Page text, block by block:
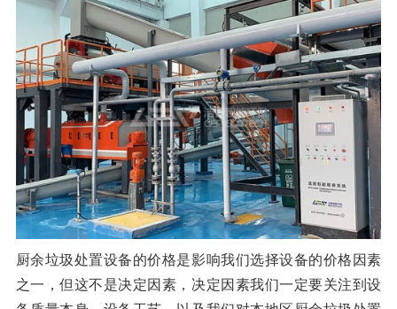
厨余垃圾处置设备的价格是影响我们选择设备的价格因素
之一，但这不是决定因素，决定因素我们一定要关注到设